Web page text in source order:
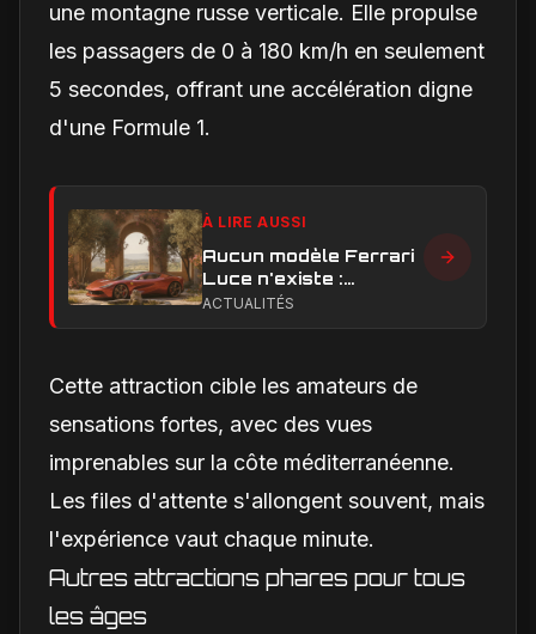
une montagne russe verticale. Elle propulse
les passagers de 0 à 180 km/h en seulement
5 secondes, offrant une accélération digne
d'une Formule 1.
À LIRE AUSSI
Aucun modèle Ferrari
Luce n'existe :
clarification sur les
ACTUALITÉS
Cette attraction cible les amateurs de
sensations fortes, avec des vues
imprenables sur la côte méditerranéenne.
Les files d'attente s'allongent souvent, mais
l'expérience vaut chaque minute.
Autres attractions phares pour tous
les âges